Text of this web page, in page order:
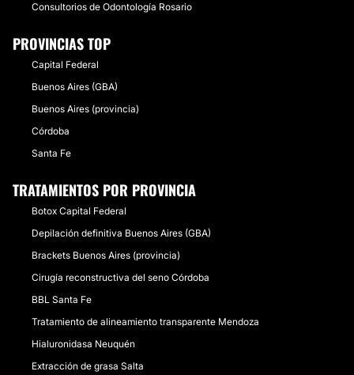
Consultorios de Odontología Rosario
PROVINCIAS TOP
Capital Federal
Buenos Aires (GBA)
Buenos Aires (provincia)
Córdoba
Santa Fe
TRATAMIENTOS POR PROVINCIA
Botox Capital Federal
Depilación definitiva Buenos Aires (GBA)
Brackets Buenos Aires (provincia)
Cirugía reconstructiva del seno Córdoba
BBL Santa Fe
Tratamiento de alineamiento transparente Mendoza
Hialuronidasa Neuquén
Extracción de grasa Salta